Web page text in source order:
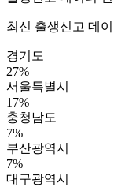
최신 출생신고 데
경기도
27%
서울특별시
17%
충청남도
7%
부산광역시
7%
대구광역시